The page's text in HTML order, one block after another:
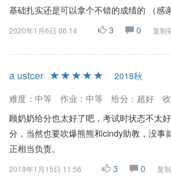
基础扎实还是可以拿个不错的成绩的 （感
2020年1月6日 06:14 3 0 复制
a ustcer
2018秋
难度：中等
作业：中等 给分：超好
顾奶奶给分也太好了吧，考试时状态不太
分，当然也要吹爆熊熊和cindy助教，没事
正相当负责。
2019年1月15日 11:56 3 0 复